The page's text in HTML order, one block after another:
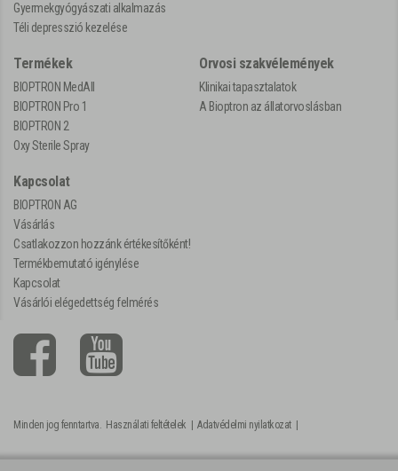
Gyermekgyógyászati alkalmazás
Téli depresszió kezelése
Termékek
BIOPTRON MedAll
BIOPTRON Pro 1
BIOPTRON 2
Oxy Sterile Spray
Orvosi szakvélemények
Klinikai tapasztalatok
A Bioptron az állatorvoslásban
Kapcsolat
BIOPTRON AG
Vásárlás
Csatlakozzon hozzánk értékesítőként!
Termékbemutató igénylése
Kapcsolat
Vásárlói elégedettség felmérés
Minden jog fenntartva. Használati feltételek Adatvédelmi nyilatkozat|